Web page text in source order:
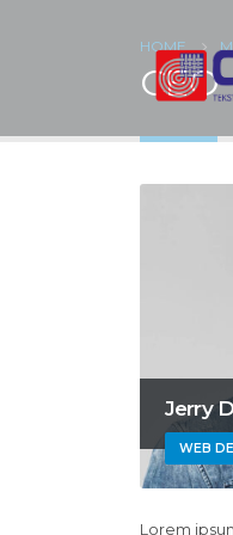
HOME
CEO
Jerry
WEB
Lorem